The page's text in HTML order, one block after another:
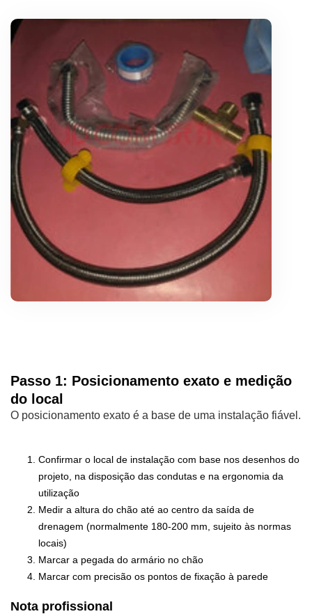
Passo 1: Posicionamento exato e medição
do local
O posicionamento exato é a base de uma instalação fiável.
Confirmar o local de instalação com base nos desenhos do
projeto, na disposição das condutas e na ergonomia da
utilização
Medir a altura do chão até ao centro da saída de
drenagem (normalmente 180-200 mm, sujeito às normas
locais)
Marcar a pegada do armário no chão
Marcar com precisão os pontos de fixação à parede
Nota profissional